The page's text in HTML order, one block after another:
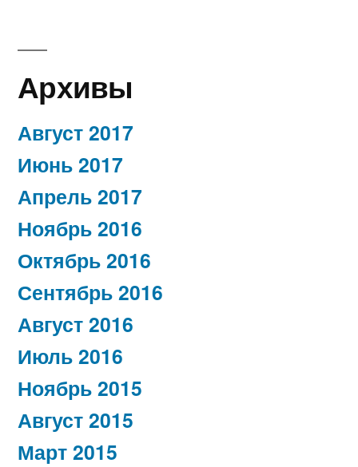
Архивы
Август 2017
Июнь 2017
Апрель 2017
Ноябрь 2016
Октябрь 2016
Сентябрь 2016
Август 2016
Июль 2016
Ноябрь 2015
Август 2015
Март 2015